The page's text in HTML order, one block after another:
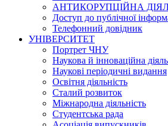
АНТИКОРУПЦІЙНА
Доступ до публічної
Телефонний довідник
УНІВЕРСИТЕТ
Портрет ЧНУ
Наукова й інноваційна
Наукові періодичні видання
Освітня діяльність
Сталий розвиток
Міжнародна діяльність
Студентська рада